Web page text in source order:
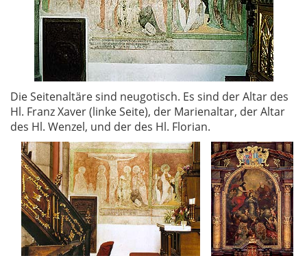
Die Seitenaltäre sind neugotisch. Es sind der Altar des
Hl. Franz Xaver (linke Seite), der Marienaltar, der Altar
des Hl. Wenzel, und der des Hl. Florian.